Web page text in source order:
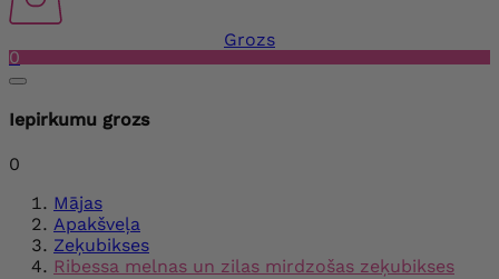
Grozs
0
Iepirkumu grozs
0
Mājas
Apakšveļa
Zeķubikses
Ribessa melnas un zilas mirdzošas zeķubikses